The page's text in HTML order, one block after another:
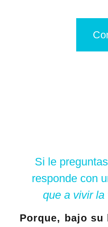
Si le
responde con
que a vivir la
Porque, bajo su